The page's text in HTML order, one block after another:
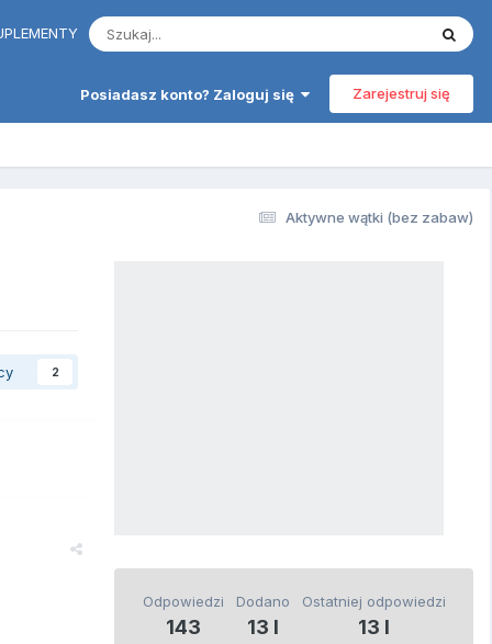
Posiadasz konto? Zaloguj się Zarejestruj się
Aktywne wątki (bez zabaw)
2
Odpowiedzi
143
Dodano
13 l
Ostatniej odpowiedzi
13 l